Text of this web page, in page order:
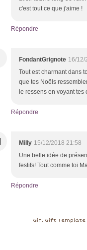
c'est tout ce que j'aime !
Répondre
FondantGrignote 16/12/
Tout est charmant dans
que tes Noëls
le ressens en voyant tes
Répondre
Milly 15/12/2018 21:58
Une belle idée de
festifs! Tout comme toi
Répondre
Girl Gift